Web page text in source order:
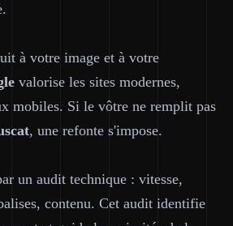
à votre image et à votre
valorise les sites modernes,
mobiles. Si le vôtre ne remplit pas
, une refonte s'impose.
un audit technique : vitesse,
contenu. Cet audit identifie